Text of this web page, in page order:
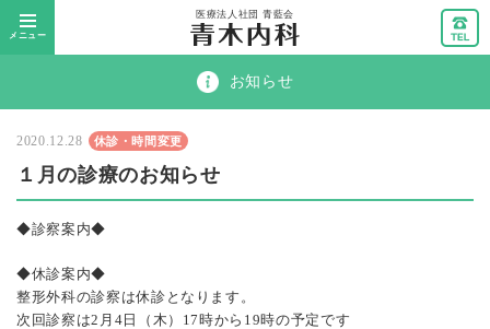
メニュー
お知らせ
2020.12.28 休診・時間変更
１月の診療のお知らせ
◆診察案内◆
◆休診案内◆
整形外科の診察は休診となります。
次回診察は2月4日（木）17時から19時の予定です